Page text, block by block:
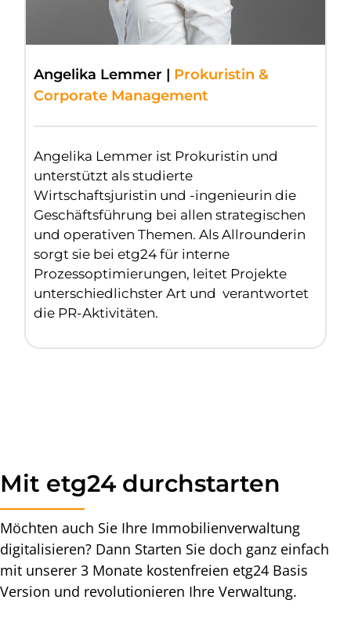
Angelika Lemmer | Prokuristin &
Corporate Management
Angelika Lemmer ist Prokuristin und
unterstützt als studierte
Wirtschaftsjuristin und -ingenieurin die
Geschäftsführung bei allen strategischen
und operativen Themen. Als Allrounderin
sorgt sie bei etg24 für interne
Prozessoptimierungen, leitet Projekte
unterschiedlichster Art und verantwortet
die PR-Aktivitäten.
Mit etg24 durchstarten
Möchten auch Sie Ihre Immobilienverwaltung
digitalisieren? Dann Starten Sie doch ganz einfach
mit unserer 3 Monate kostenfreien etg24 Basis
Version und revolutionieren Ihre Verwaltung.